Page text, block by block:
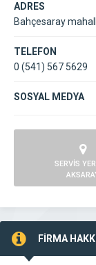
ADRES
Bahçesaray
TELEFON
0 (541) 567 5629
SOSYAL MEDYA
SERVİS
FİRMA